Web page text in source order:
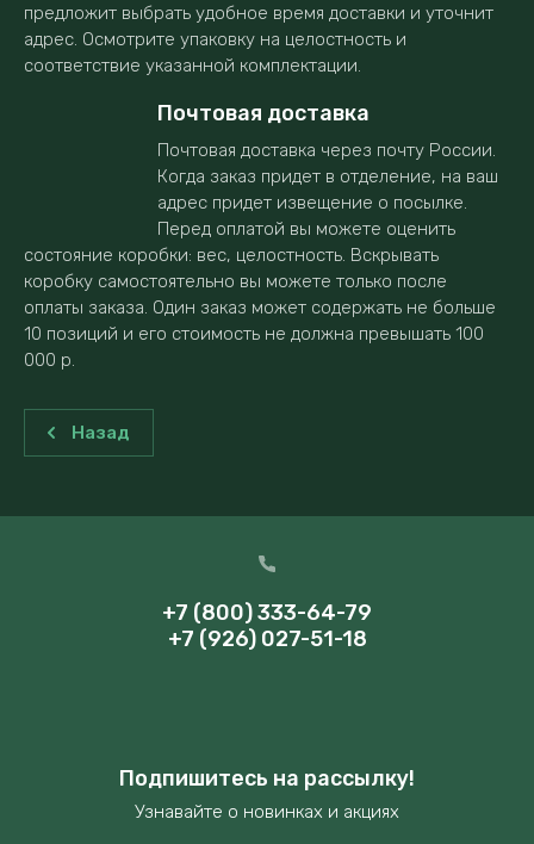
предложит выбрать удобное время доставки и уточнит
адрес. Осмотрите упаковку на целостность и
соответствие указанной комплектации.
Почтовая доставка
Почтовая доставка через почту России.
Когда заказ придет в отделение, на ваш
адрес придет извещение о посылке.
Перед оплатой вы можете оценить
состояние коробки: вес, целостность. Вскрывать
коробку самостоятельно вы можете только после
оплаты заказа. Один заказ может содержать не больше
10 позиций и его стоимость не должна превышать 100
000 р.
Назад
+7 (800) 333-64-79
+7 (926) 027-51-18
Подпишитесь на рассылку!
Узнавайте о новинках и акциях